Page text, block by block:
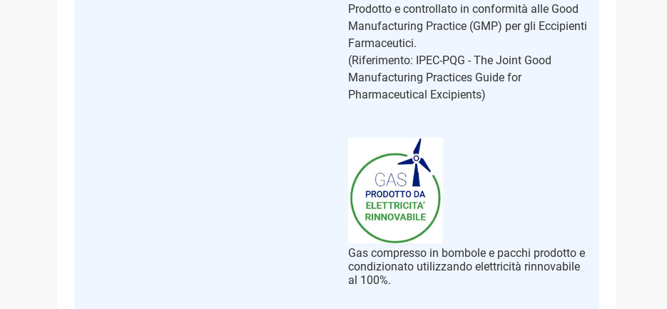
Prodotto e controllato in conformità alle Good
Manufacturing Practice (GMP) per gli Eccipienti
Farmaceutici.
(Riferimento: IPEC-PQG - The Joint Good
Manufacturing Practices Guide for
Pharmaceutical Excipients)
Gas compresso in bombole e pacchi prodotto e
condizionato utilizzando elettricità rinnovabile
al 100%.